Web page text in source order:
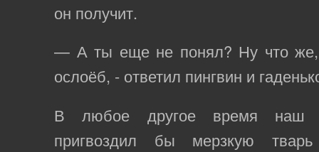
он получит.
— А ты еще не понял? Ну что же,
ослоёб, - ответил пингвин и
В любое другое время наш
пригвоздил бы мерзкую